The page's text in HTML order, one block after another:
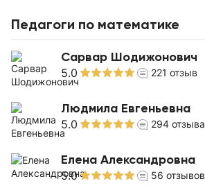
Педагоги по математике
Сарвар Шодижонович
5.0 221 отзыв
Людмила Евгеньевна
5.0 294 отзыва
Елена Александровна
5.0 56 отзывов